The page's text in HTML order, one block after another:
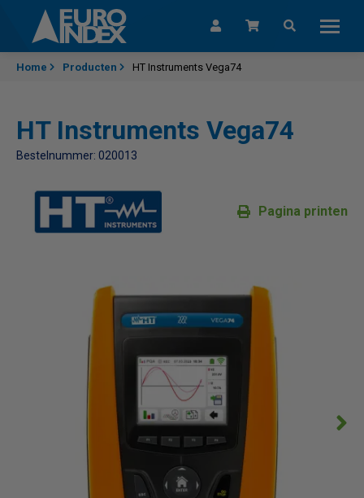
Skip to content
Home Producten HT Instruments Vega74
HT Instruments Vega74
Bestelnummer: 020013
Pagina printen